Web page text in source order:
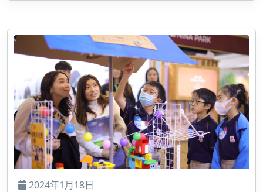
2024年1月18日